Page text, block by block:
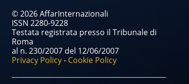
© 2026 AffarInternazionali
ISSN 2280-9228
Testata registrata presso il Tribunale di
Roma
al n. 230/2007 del 12/06/2007
Privacy Policy- Cookie Policy